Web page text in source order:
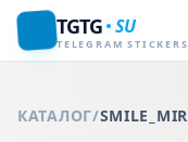
TGTG SU
TELEGRAM STICKERS
КАТАЛОГ/